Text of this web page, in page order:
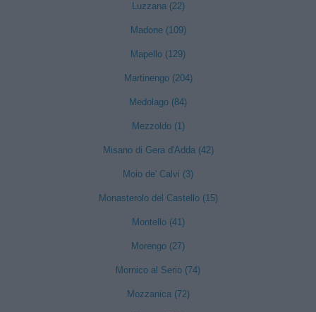
Luzzana (22)
Madone (109)
Mapello (129)
Martinengo (204)
Medolago (84)
Mezzoldo (1)
Misano di Gera d'Adda (42)
Moio de' Calvi (3)
Monasterolo del Castello (15)
Montello (41)
Morengo (27)
Mornico al Serio (74)
Mozzanica (72)